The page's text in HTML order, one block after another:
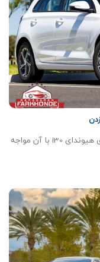
یکی از مشکلاتی که ممکن است مالکان خودروی هیوندای i30 با آن مواجه